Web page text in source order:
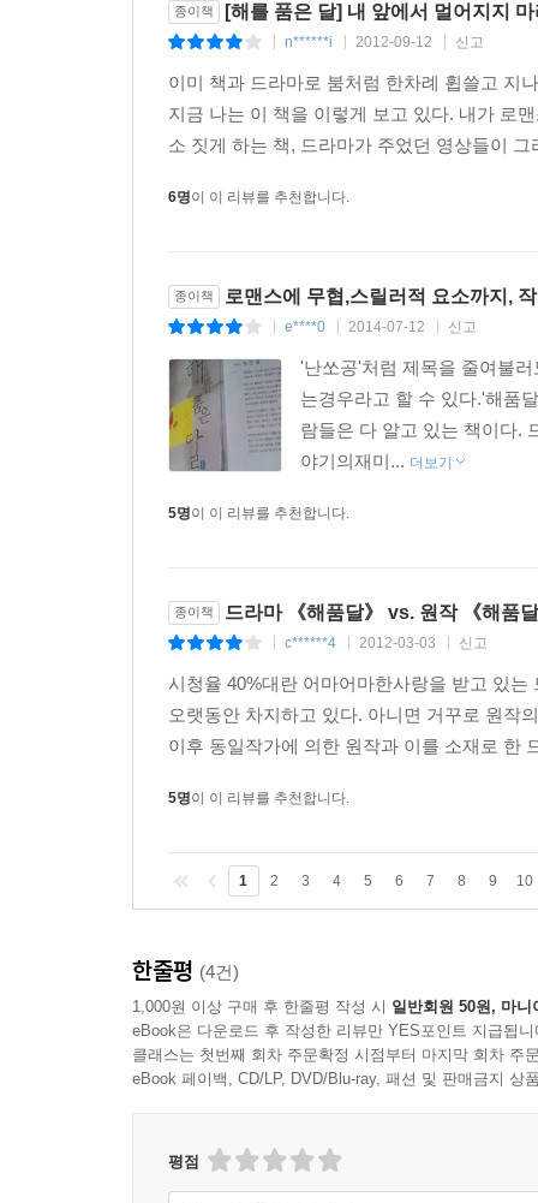
종이책 [해를 품은 달] 내 앞에서 멀어지지
n******i 2012-09-12 신고
이미 책과 드라마로 붐처럼 한차례 휩쓸고 지
지금 나는 이 책을 이렇게 보고 있다. 내가 로
소 짓게 하는 책, 드라마가 주었던 영상들이
6명이 이 리뷰를 추천합니다.
종이책 로맨스에 무협,스릴러적 요소까지,
e****0 2014-07-12 신고
'난쏘공'처럼 제목을 줄여불
는경우라고 할 수 있다.'해품
람들은 다 알고 있는 책이다.
야기의재미... 더보기
5명이 이 리뷰를 추천합니다.
종이책 드라마 《해품달》 vs. 원작 《해품
c******4 2012-03-03 신고
시청율 40%대란 어마어마한사랑을 받고 있
오랫동안 차지하고 있다. 아니면 거꾸로 원작
이후 동일작가에 의한 원작과 이를 소재로 한
5명이 이 리뷰를 추천합니다.
1 2 3 4 5 6 7 8 9 10
한줄평 (4건)
1,000원 이상 구매 후 한줄평 작성 시 일반회원 50원, 마니
eBook은 다운로드 후 작성한 리뷰만 YES포인트 지급됩니
클래스는 첫번째 회차 주문확정 시점부터 마지막 회차 주
eBook 페이백, CD/LP, DVD/Blu-ray, 패션 및 판매금지 상
평점